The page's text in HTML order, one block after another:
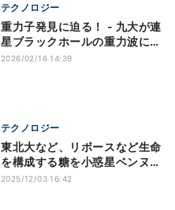
テクノロジー
重力子発見に迫る！ - 九大が連
星ブラックホールの重力波に量
子性を発見
2026/02/16 14:39
テクノロジー
東北大など、リボースなど生命
を構成する糖を小惑星ベンヌ試
料から検出
2025/12/03 16:42